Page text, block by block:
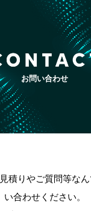
お問い合わせ
積りやご質問等な
い合わせください。